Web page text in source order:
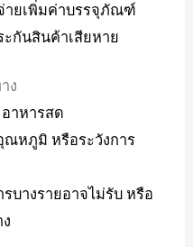
ายเพิ่มค่าบรรจุภัณฑ์
กันสินค้าเสียหาย
ง
อาหารสด
หภูมิ หรือระวังการ
บางรายอาจไม่รับ หรือ